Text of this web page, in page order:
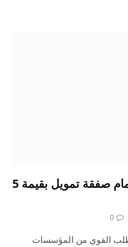
"القابضة" (ADQ) تعلن اتمام صفقة تمويل بقيمة 5
0
القوي من المؤسسات